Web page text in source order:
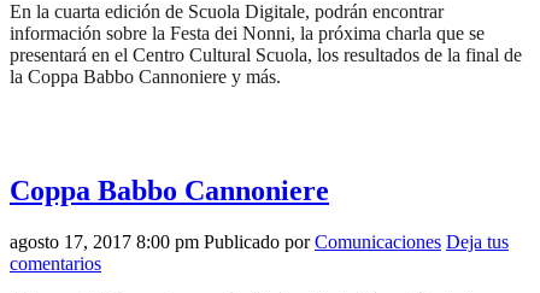
En la cuarta edición de Scuola Digitale, podrán encontrar
información sobre la Festa dei Nonni, la próxima charla que se
presentará en el Centro Cultural Scuola, los resultados de la final de
la Coppa Babbo Cannoniere y más.
Coppa Babbo Cannoniere
agosto 17, 2017 8:00 pm Publicado porComunicaciones Deja tus
comentarios